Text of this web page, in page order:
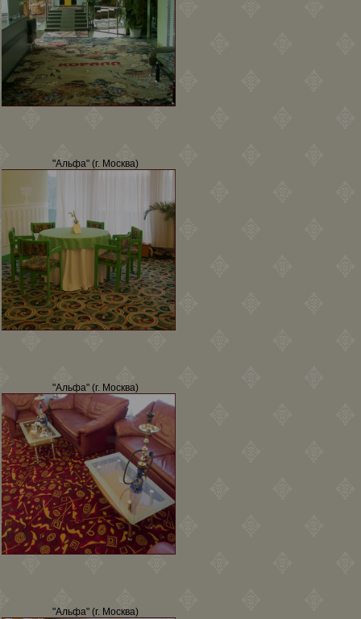
"Альфа" (г. Москва)
"Альфа" (г. Москва)
"Альфа" (г. Москва)